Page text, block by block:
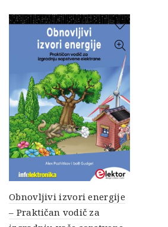
Obnovljivi izvori energije
– Praktičan vodič za